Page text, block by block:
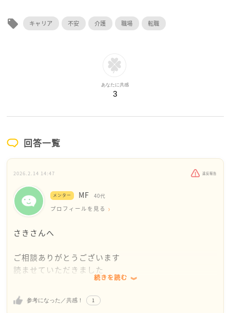
local_offer キャリア 不安 介護 職場 転職
あなたに共感
3
回答一覧
2026.2.14 14:47 違反報告
メンター MF 40代
プロフィールを見る
さきさんへ
ご相談ありがとうございます
読ませていただきました
私はネイリストではないのですが
回答させてください
続きを読む
参考になった／共感！ 1